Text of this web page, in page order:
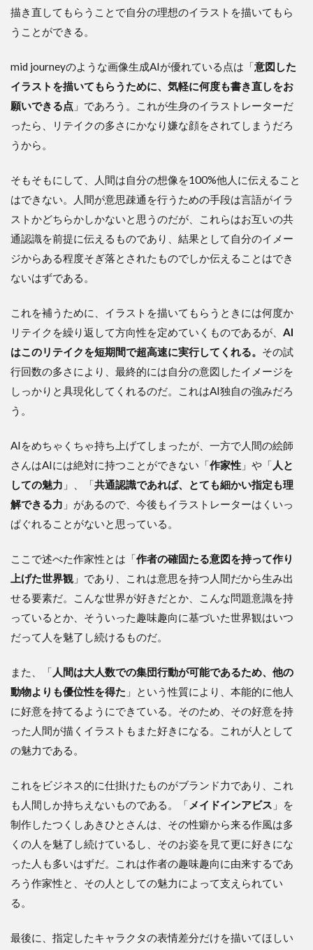
描き直してもらうことで自分の理想のイラストを描いてもら
うことができる。
mid journeyのような画像生成AIが優れている点は「意図した
イラストを描いてもらうために、気軽に何度も書き直しをお
願いできる点 」であろう。これが生身のイラストレーターだ
ったら、リテイクの多さにかなり嫌な顔をされてしまうだろ
うから。
そもそもにして、人間は自分の想像を100%他人に伝えること
はできない。人間が意思疎通を行うための手段は言語がイラ
ストかどちらかしかないと思うのだが、これらはお互いの共
通認識を前提に伝えるものであり、結果として自分のイメー
ジからある程度そぎ落とされたものでしか伝えることはでき
ないはずである。
これを補うために、イラストを描いてもらうときには何度か
リテイクを繰り返して方向性を定めていくものであるが、 AI
はこのリテイクを短期間で超高速に実行してくれる。 その試
行回数の多さにより、最終的には自分の意図したイメージを
しっかりと具現化してくれるのだ。これはAI独自の強みだろ
う。
AIをめちゃくちゃ持ち上げてしまったが、一方で人間の絵師
さんはAIには絶対に持つことができない「作家性 」や「 人と
しての魅力 」、「共通認識であれば、とても細かい指定も理
解できる力 」があるので、今後もイラストレーターはくいっ
ぱぐれることがないと思っている。
ここで述べた作家性とは「作者の確固たる意図を持って作り
上げた世界観」であり、これは意思を持つ人間だから生み出
せる要素だ。こんな世界が好きだとか、こんな問題意識を持
っているとか、そういった趣味趣向に基づいた世界観はいつ
だって人を魅了し続けるものだ。
また、「 人間は大人数での集団行動が可能であるため、他の
動物よりも優位性を得た 」という性質により、本能的に他人
に好意を持てるようにできている。そのため、その好意を持
った人間が描くイラストもまた好きになる。これが人として
の魅力である。
これをビジネス的に仕掛けたものがブランド力であり、これ
も人間しか持ちえないものである。「 メイドインアビス 」を
制作したつくしあきひとさんは、その性癖から来る作風は多
くの人を魅了し続けているし、そのお姿を見て更に好きにな
った人も多いはずだ。これは作者の趣味趣向に由来するであ
ろう作家性と、その人としての魅力によって支えられてい
る。
最後に、指定したキャラクタの表情差分だけを描いてほしい